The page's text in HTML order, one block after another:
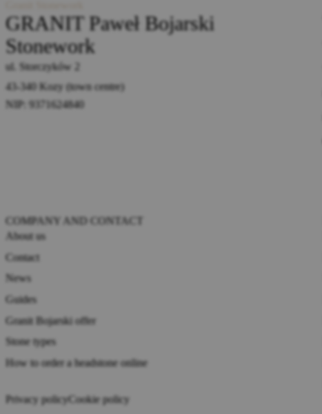
GRANIT Paweł Bojarski
Stonework
ul. Storczyków 2
43-340 Kozy (town centre)
NIP: 9371624840
COMPANY AND CONTACT
About us
Contact
News
Guides
Granit Bojarski offer
Stone types
How to order a headstone online
Privacy policyCookie policy